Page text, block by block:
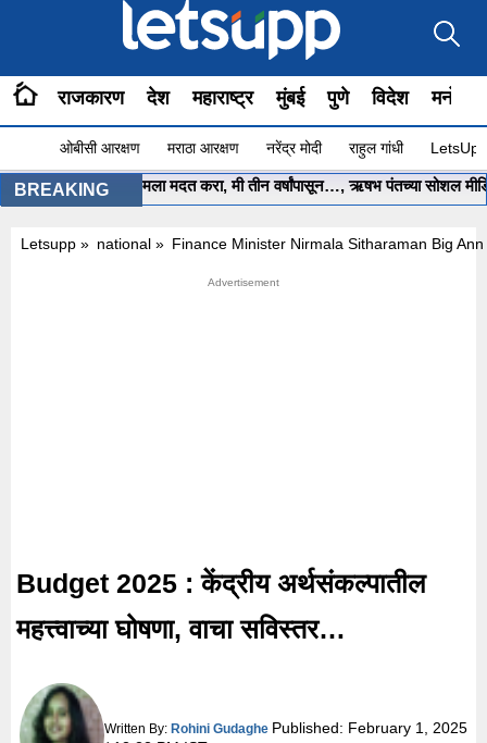
राजकारण देश महाराष्ट्र मुंबई पुणे विदेश
ओबीसी आरक्षण मराठा आरक्षण नरेंद्र मोदी राहुल गांधी
BREAKING
मुख्यमंत्री साहेब.. मला मदत करा, मी तीन वर्षांपासून…, ऋषभ पंतच्या सोशल मीडिया
Letsupp » national » Finance Minister Nirmala Sitharaman Big
Budget 2025 : केंद्रीय अर्थसंकल्पातील
महत्त्वाच्या घोषणा, वाचा सविस्तर…
Written By: Rohini Gudaghe Published: February 1, 2025